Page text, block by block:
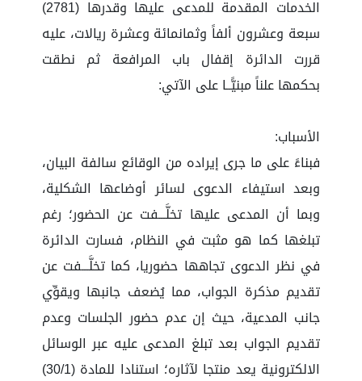
الخدمات المقدمة للمدعى عليها وقدرها (2781)
سبعة وعشرون ألفاً وثمانمائة وعشرة ريالات، عليه
قررت الدائرة إقفال باب المرافعة ثم نطقت
بحكمها علناً مبنيًّــا على الآتي:
الأسباب:
فبناءً على ما جرى إيراده من الوقائع سالفة البيان،
وبعد استيفاء الدعوى لسائر أوضاعها الشكلية،
وبما أن المدعى عليها تخلَّـــفت عن الحضور؛ رغم
تبلغها كما هو مثبت في النظام، فسارت الدائرة
في نظر الدعوى تجاهها حضوريا، كما تخلَّـــفت عن
تقديم مذكرة الجواب، مما يُضعف جانبها ويقوِّي
جانب المدعية، حيث إن عدم حضور الجلسات وعدم
تقديم الجواب بعد تبلغ المدعى عليه عبر الوسائل
الالكترونية يعد منتجا لآثاره؛ استنادا للمادة (30/1)